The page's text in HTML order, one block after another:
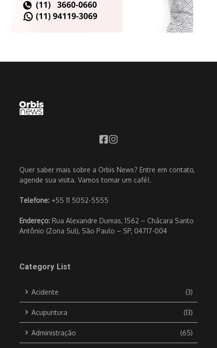
Quer saber mais sobre a Orbis News? Entre em contato,
agende sua visita. Vamos tomar um café!.
Telefone: +55 11 5052-5555
Endereço: Rua Alexandre Dumas, 1562 – Chácara Santo
Antônio (Zona Sul), São Paulo – SP, 04717-004
Category List
Acidente (3)
Acupuntura (13)
Administração (65)